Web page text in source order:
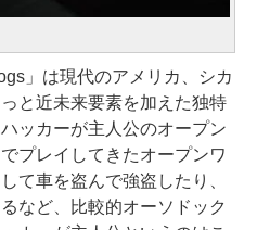
」は現代のアメリカ、シカ
と近未来要素を加えた独特
ッカーが主人公のオープン
プレイしてきたオープンワ
て車を盗んで強盗したり、
など、比較的オーソドック